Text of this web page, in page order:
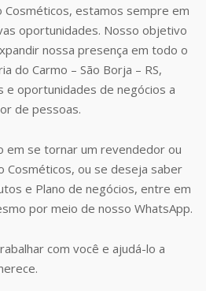
estamos sempre em
oportunidades. Nosso objetivo
nossa presença em todo o
do Carmo – São Borja – RS,
e oportunidades de negócios a
de pessoas.
em se tornar um revendedor ou
ou se deseja saber
e Plano de negócios, entre em
por meio de nosso WhatsApp.
com você e ajudá-lo a